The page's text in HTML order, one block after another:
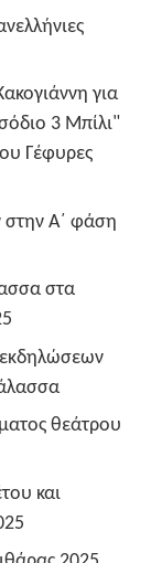
για
3 Μπίλι"
Γέφυρες
στην Α΄ φάση
στα
θεάτρου
και